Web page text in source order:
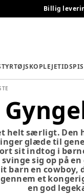
Billig
TØJSKOPLEJETID
helt særligt. Den
glæde til
sit indtog i
sig op på
barn en
et
en god